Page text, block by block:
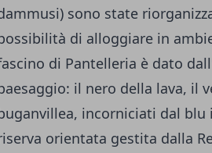
sono state
di alloggiare in
di Pantelleria è dato
il nero della lava, il
incorniciati dal blu
orientata gestita dalla